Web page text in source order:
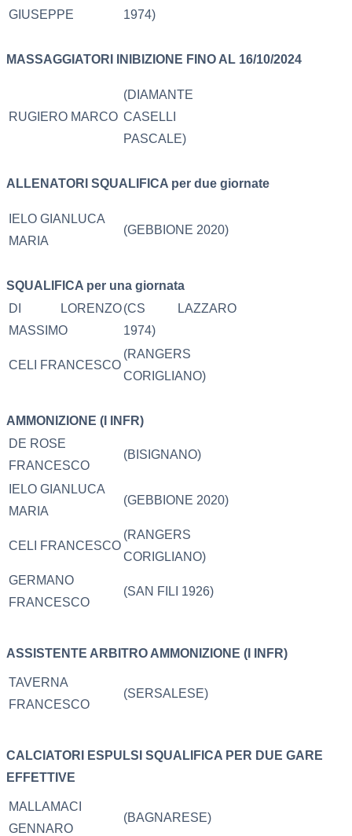
GIUSEPPE
1974)
MASSAGGIATORI INIBIZIONE FINO AL 16/10/2024
RUGIERO MARCO
(DIAMANTE
CASELLI
PASCALE)
ALLENATORI SQUALIFICA per due giornate
IELO GIANLUCA
MARIA
(GEBBIONE 2020)
SQUALIFICA per una giornata
DI LORENZO
MASSIMO
(CS LAZZARO
1974)
CELI FRANCESCO
(RANGERS
CORIGLIANO)
AMMONIZIONE (I INFR)
DE ROSE
FRANCESCO
(BISIGNANO)
IELO GIANLUCA
MARIA
(GEBBIONE 2020)
CELI FRANCESCO
(RANGERS
CORIGLIANO)
GERMANO
FRANCESCO
(SAN FILI 1926)
ASSISTENTE ARBITRO AMMONIZIONE (I INFR)
TAVERNA
FRANCESCO
(SERSALESE)
CALCIATORI ESPULSI SQUALIFICA PER DUE GARE
EFFETTIVE
MALLAMACI
GENNARO
(BAGNARESE)